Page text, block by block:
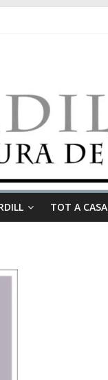
TOT A CASA